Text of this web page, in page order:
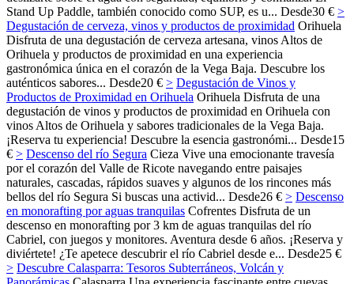
Stand Up Paddle, también conocido como SUP, es u... Desde30 € >
Degustación de cerveza, vinos y productos de proximidad Orihuela
Disfruta de una degustación de cerveza artesana, vinos Altos de
Orihuela y productos de proximidad en una experiencia
gastronómica única en el corazón de la Vega Baja. Descubre los
auténticos sabores... Desde20 € > Degustación de Vinos y
Productos de Proximidad en Orihuela Orihuela Disfruta de una
degustación de vinos y productos de proximidad en Orihuela con
vinos Altos de Orihuela y sabores tradicionales de la Vega Baja.
¡Reserva tu experiencia! Descubre la esencia gastronómi... Desde15
€ > Descenso del río Segura Cieza Vive una emocionante travesía
por el corazón del Valle de Ricote navegando entre paisajes
naturales, cascadas, rápidos suaves y algunos de los rincones más
bellos del río Segura Si buscas una activid... Desde26 € > Descenso
en monorafting por aguas tranquilas Cofrentes Disfruta de un
descenso en monorafting por 3 km de aguas tranquilas del río
Cabriel, con juegos y monitores. Aventura desde 6 años. ¡Reserva y
diviértete! ¿Te apetece descubrir el río Cabriel desde e... Desde25 €
> Descubre Calasparra: Tesoros Subterráneos, Volcán y